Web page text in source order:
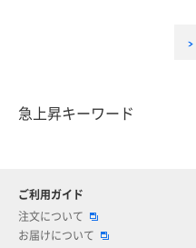
急上昇キーワード
ご利用ガイド
注文について
お届けについて